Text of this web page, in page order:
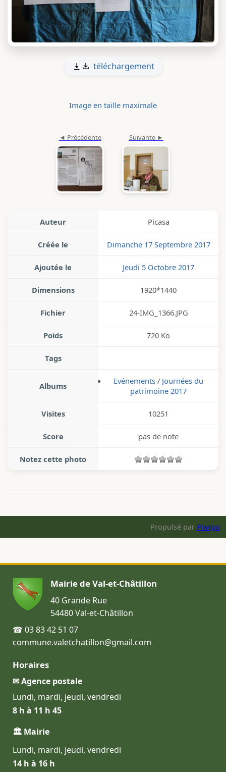
téléchargement
Image en taille maximale
Auteur Picasa
Créée le Dimanche 17 Septembre 2017
Ajoutée le Jeudi 5 Octobre 2017
Dimensions 1920*1440
Fichier 24-IMG_1366.JPG
Poids 720 Ko
Tags
Albums Evénements / Journées du
patrimoine 2017
Visites 10251
Score pas de note
Notez cette photo
Propulsé par Piwigo
Mairie de Val-et-Châtillon
40 Grande Rue
54480 Val-et-Châtillon
☎ 03 83 42 51 07
commune.valetchatillon@gmail.com
Horaires
✉ Agence postale
Lundi, mardi, jeudi, vendredi
8 h à 11 h 45
🏛 Mairie
Lundi, mardi, jeudi, vendredi
14 h à 16 h